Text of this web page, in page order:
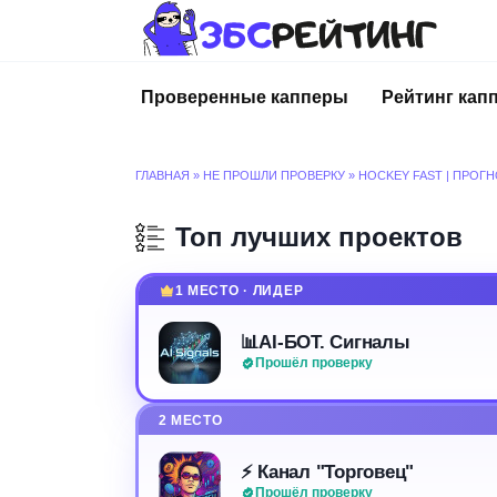
Проверенные капперы
Рейтинг
ГЛАВНАЯ » НЕ ПРОШЛИ ПРОВЕРКУ » HOCKEY FAST |
Топ лучших проектов
1 МЕСТО · ЛИДЕР
📊AI-БОТ. Сигналы
Прошёл проверку
2 МЕСТО
⚡️ Канал "Торговец"
Прошёл проверку